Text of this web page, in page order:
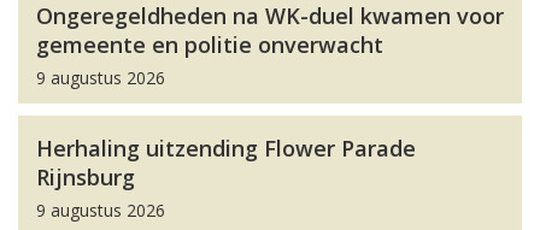
Ongeregeldheden na WK-duel kwamen voor
gemeente en politie onverwacht
9 augustus 2026
Herhaling uitzending Flower Parade
Rijnsburg
9 augustus 2026